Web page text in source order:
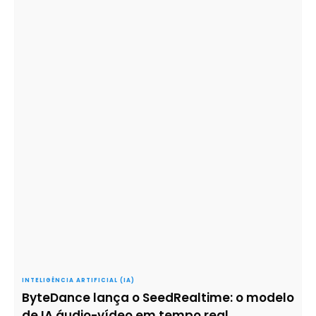
INTELIGÊNCIA ARTIFICIAL (IA)
ByteDance lança o SeedRealtime: o modelo